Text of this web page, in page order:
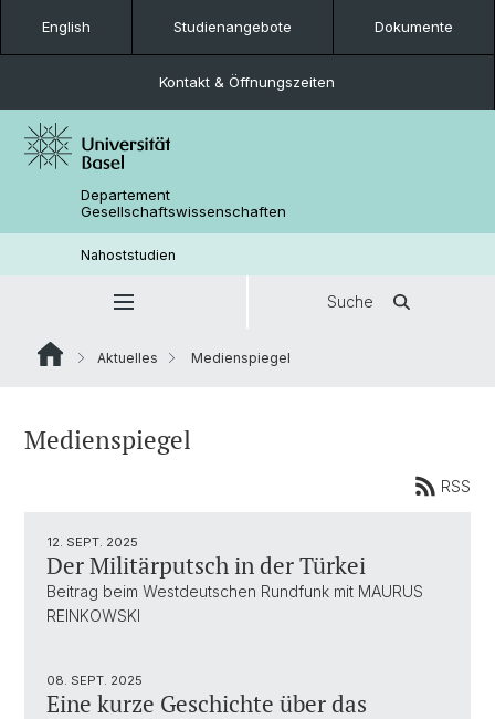
English Studienangebote Dokumente
Kontakt & Öffnungszeiten
Departement
Gesellschaftswissenschaften
Nahoststudien
Suche
Aktuelles Medienspiegel
Medienspiegel
RSS
12. SEPT. 2025
Der Militärputsch in der Türkei
Beitrag beim Westdeutschen Rundfunk mit MAURUS
REINKOWSKI
08. SEPT. 2025
Eine kurze Geschichte über das